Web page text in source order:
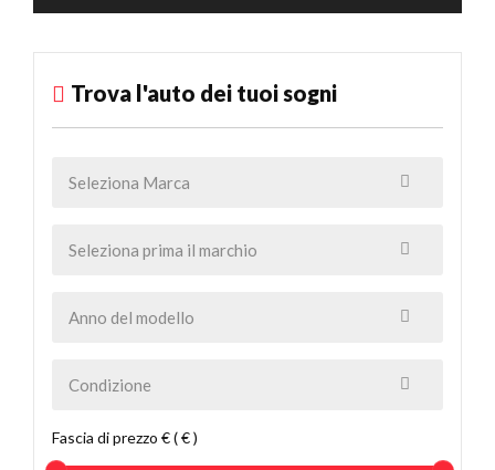
Trova l'auto dei tuoi sogni
Fascia di prezzo € ( € )